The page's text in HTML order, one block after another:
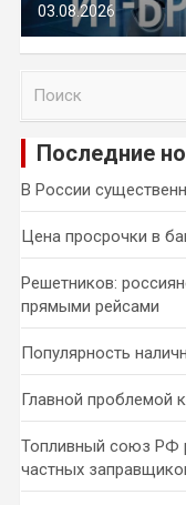
03.08.2026
и
Последние
В России
Цена просрочки в
Решетников:
прямыми рейсами
Популярность
Главной проблемой
Топливный союз РФ
частных